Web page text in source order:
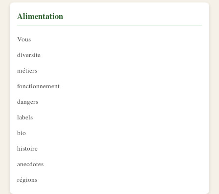
Alimentation
Vous
diversite
métiers
fonctionnement
dangers
labels
bio
histoire
anecdotes
régions